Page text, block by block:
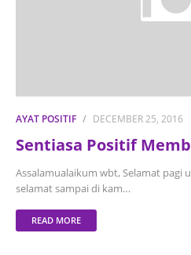
AYAT POSITIF DECEMBER 25, 2016
Sentiasa Positif
Assalamualaikum wbt, Selamat pagi
selamat sampai di kam…
READ MORE